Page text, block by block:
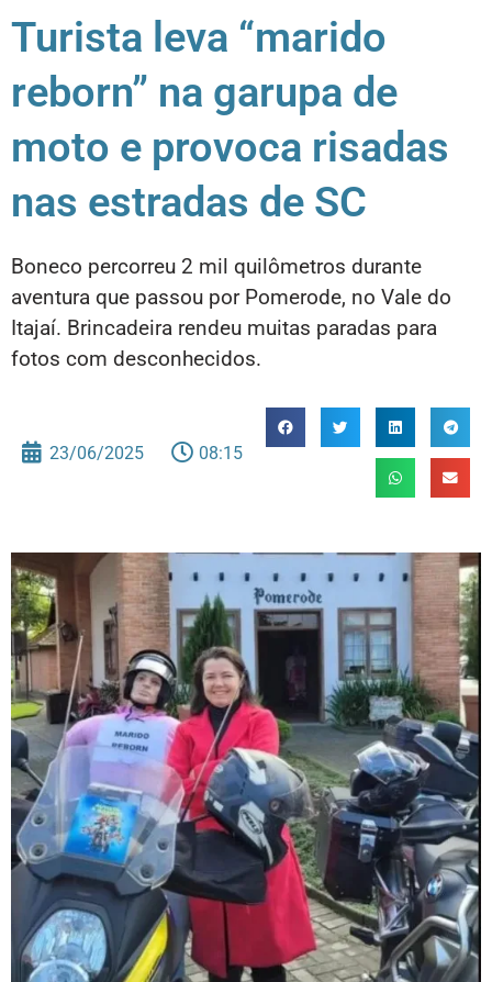
Turista leva “marido
reborn” na garupa de
moto e provoca risadas
nas estradas de SC
Boneco percorreu 2 mil quilômetros durante
aventura que passou por Pomerode, no Vale do
Itajaí. Brincadeira rendeu muitas paradas para
fotos com desconhecidos.
23/06/2025 08:15